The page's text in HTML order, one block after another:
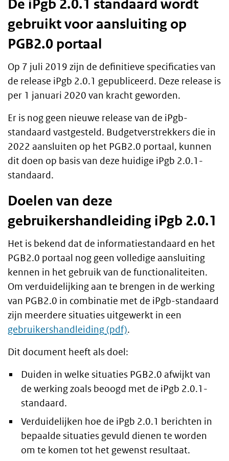
De iPgb 2.0.1 standaard wordt
gebruikt voor aansluiting op
PGB2.0 portaal
Op 7 juli 2019 zijn de definitieve specificaties van
de release iPgb 2.0.1 gepubliceerd. Deze release is
per 1 januari 2020 van kracht geworden.
Er is nog geen nieuwe release van de iPgb-
standaard vastgesteld. Budgetverstrekkers die in
2022 aansluiten op het PGB2.0 portaal, kunnen
dit doen op basis van deze huidige iPgb 2.0.1-
standaard.
Doelen van deze
gebruikershandleiding iPgb 2.0.1
Het is bekend dat de informatiestandaard en het
PGB2.0 portaal nog geen volledige aansluiting
kennen in het gebruik van de functionaliteiten.
Om verduidelijking aan te brengen in de werking
van PGB2.0 in combinatie met de iPgb-standaard
zijn meerdere situaties uitgewerkt in een
gebruikershandleiding
.
Dit document heeft als doel:
Duiden in welke situaties PGB2.0 afwijkt van
de werking zoals beoogd met de iPgb 2.0.1-
standaard.
Verduidelijken hoe de iPgb 2.0.1 berichten in
bepaalde situaties gevuld dienen te worden
om te komen tot het gewenst resultaat.